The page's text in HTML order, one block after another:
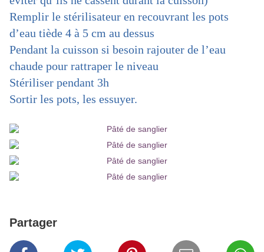
Remplir le stérilisateur en recouvrant les pots
d’eau tiède 4 à 5 cm au dessus
Pendant la cuisson si besoin rajouter de l’eau
chaude pour rattraper le niveau
Stériliser pendant 3h
Sortir les pots, les essuyer.
Partager